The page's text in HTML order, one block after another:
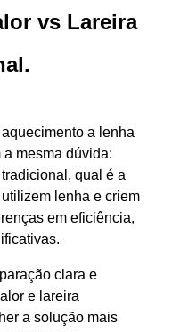
vs Lareira
a lenha
mesma dúvida:
qual é a
lenha e criem
em eficiência,
clara e
e lareira
a solução mais